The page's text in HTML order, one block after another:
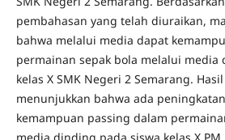
pembahasan yang telah diuraikan,
bahwa melalui media dapat
permainan sepak bola melalui media
kelas X SMK Negeri 2 Semarang.
menunjukkan bahwa ada
kemampuan passing dalam